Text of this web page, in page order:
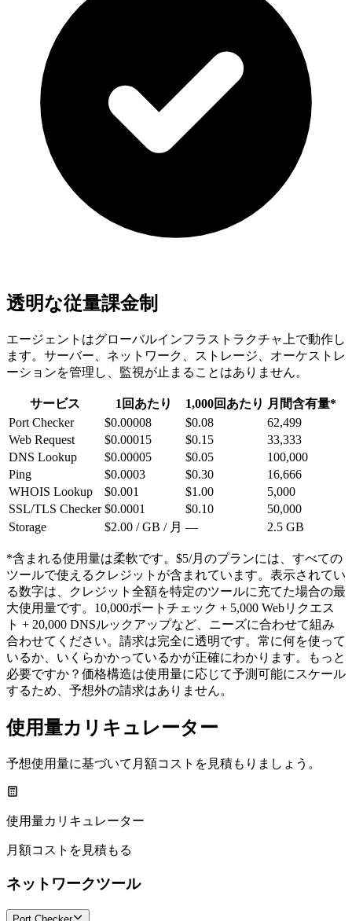
透明な従量課金制
エージェントはグローバルインフラストラクチャ上で動作し
ます。サーバー、ネットワーク、ストレージ、オーケストレ
ーションを管理し、監視が止まることはありません。
サービス 1回あたり 1,000回あたり 月間含有量*
Port Checker
$0.00008 $0.08
62,499
Web Request
$0.00015 $0.15
33,333
DNS Lookup
$0.00005 $0.05
100,000
Ping
$0.0003 $0.30
16,666
WHOIS Lookup
$0.001 $1.00
5,000
SSL/TLS Checker $0.0001 $0.10
50,000
Storage
$2.00 / GB / 月 — 2.5 GB
*含まれる使用量は柔軟です。$5/月のプランには、すべての
ツールで使えるクレジットが含まれています。表示されてい
る数字は、クレジット全額を特定のツールに充てた場合の最
大使用量です。10,000ポートチェック + 5,000 Webリクエス
ト + 20,000 DNSルックアップなど、ニーズに合わせて組み
合わせてください。請求は完全に透明です。常に何を使って
いるか、いくらかかっているかが正確にわかります。もっと
必要ですか？価格構造は使用量に応じて予測可能にスケール
するため、予想外の請求はありません。
使用量カリキュレーター
予想使用量に基づいて月額コストを見積もりましょう。
使用量カリキュレーター
月額コストを見積もる
ネットワークツール